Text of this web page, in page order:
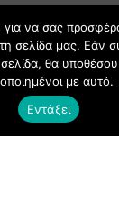
για να σας
σελίδα μας. Εάν
σελίδα, θα
με αυτό.
Εντάξει